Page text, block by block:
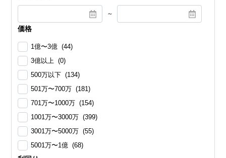
～
価格
1億〜3億 (44)
3億以上 (0)
500万以下 (134)
501万〜700万 (181)
701万〜1000万 (154)
1001万〜3000万 (399)
3001万〜5000万 (55)
5001万〜1億 (68)